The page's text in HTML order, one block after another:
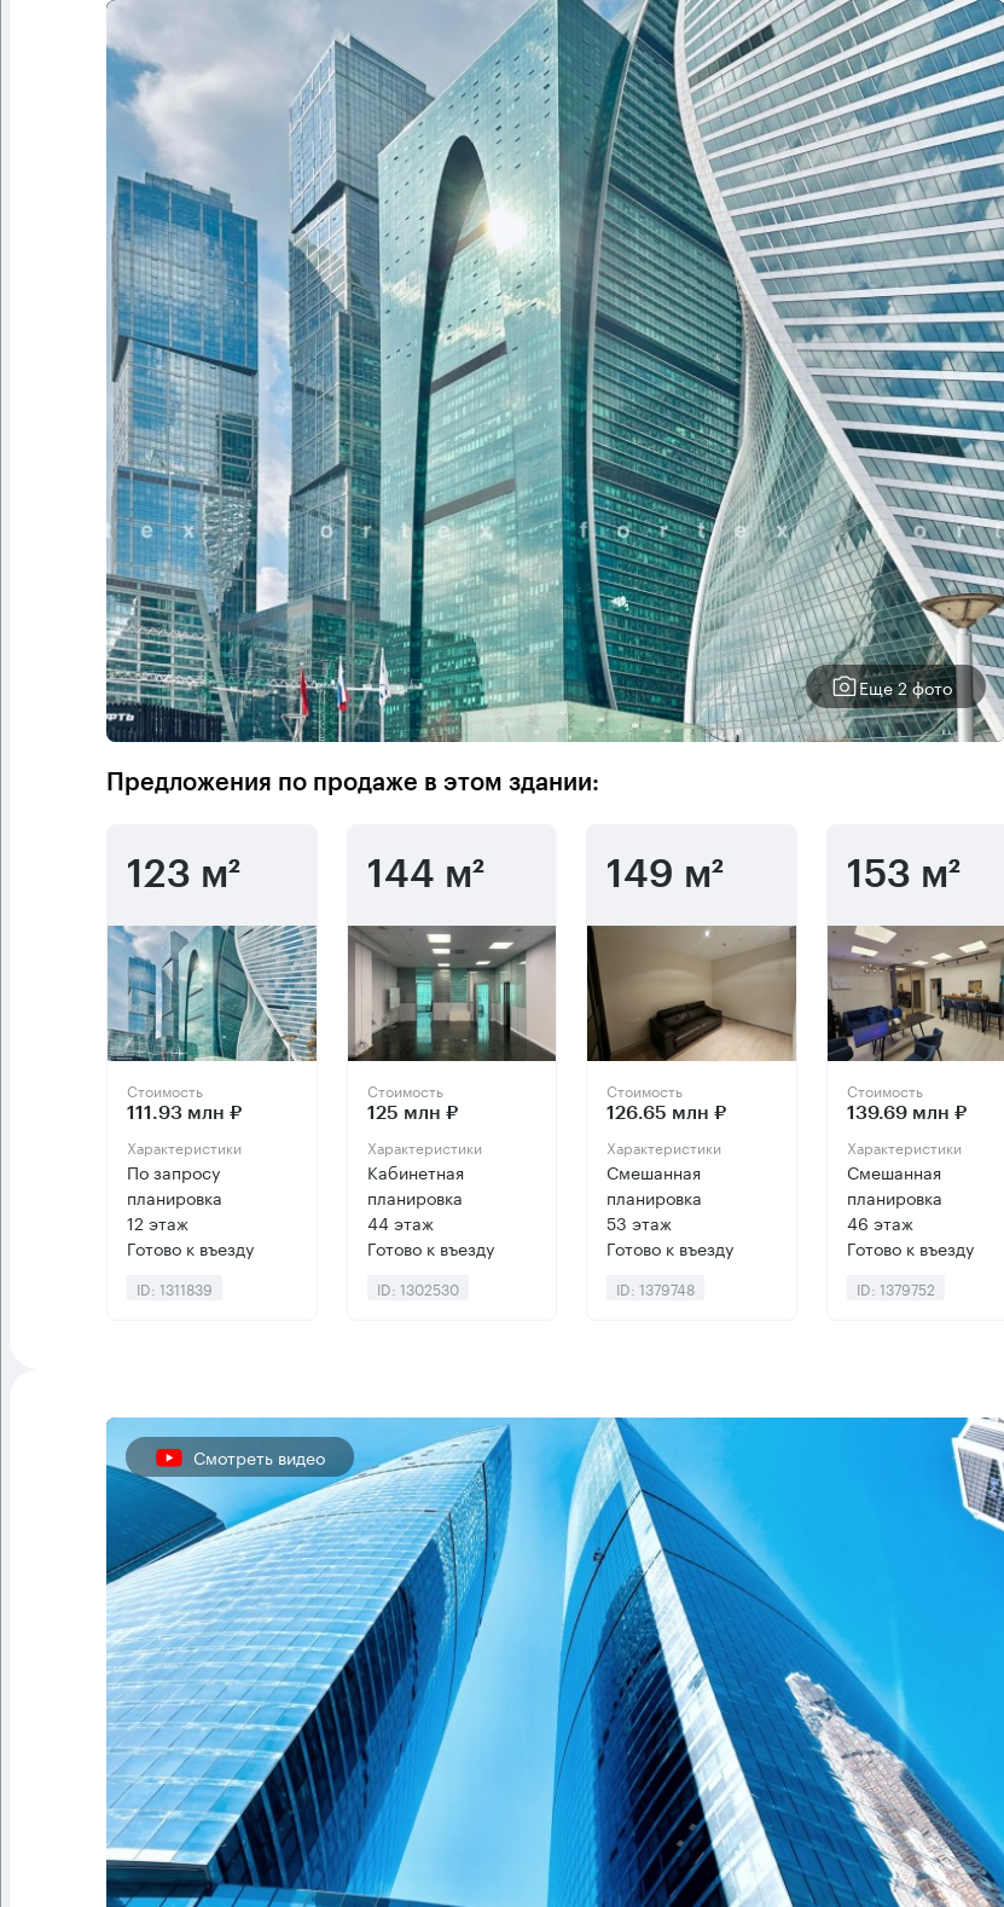
Еще 2 фото
Предложения по продаже в этом здании:
123 м²
Стоимость
111.93 млн ₽
Характеристики
По запросу
планировка
12 этаж
Готово к въезду
ID: 1311839
144 м²
Стоимость
125 млн ₽
Характеристики
Кабинетная
планировка
44 этаж
Готово к въезду
ID: 1302530
149 м²
Стоимость
126.65 млн ₽
Характеристики
Смешанная
планировка
53 этаж
Готово к въезду
ID: 1379748
153 м²
Стоимость
139.69 млн ₽
Характеристики
Смешанная
планировка
46 этаж
Готово к въезду
ID: 1379752
Смотреть видео